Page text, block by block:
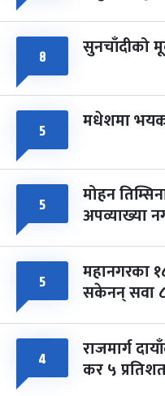
८ सुनचाँदीको
५ मधेशमा
५ मोहन
अपव्याख्या
५ महानगरका
सकेनन् सवा
४ राजमार्ग
कर ५